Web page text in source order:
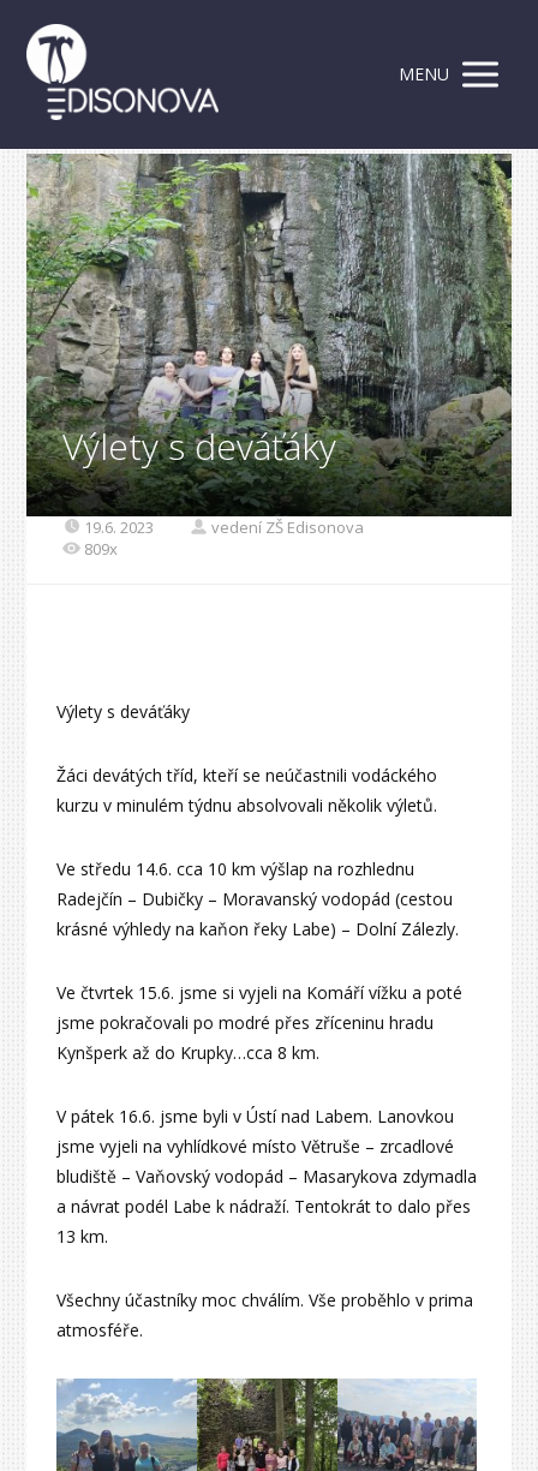
MENU
Výlety s deváťáky
19.6. 2023
vedení ZŠ Edisonova
809x
Výlety s deváťáky
Žáci devátých tříd, kteří se neúčastnili vodáckého
kurzu v minulém týdnu absolvovali několik výletů.
Ve středu 14.6. cca 10 km výšlap na rozhlednu
Radejčín – Dubičky – Moravanský vodopád (cestou
krásné výhledy na kaňon řeky Labe) – Dolní Zálezly.
Ve čtvrtek 15.6. jsme si vyjeli na Komáří vížku a poté
jsme pokračovali po modré přes zříceninu hradu
Kynšperk až do Krupky…cca 8 km.
V pátek 16.6. jsme byli v Ústí nad Labem. Lanovkou
jsme vyjeli na vyhlídkové místo Větruše – zrcadlové
bludiště – Vaňovský vodopád – Masarykova zdymadla
a návrat podél Labe k nádraží. Tentokrát to dalo přes
13 km.
Všechny účastníky moc chválím. Vše proběhlo v prima
atmosféře.